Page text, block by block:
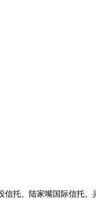
信托、陆家嘴国际信托、